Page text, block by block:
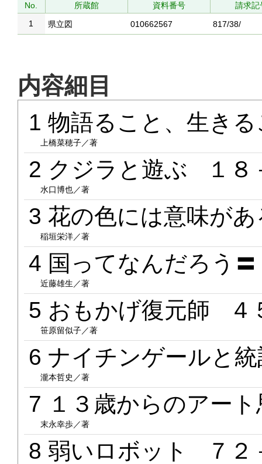
No. 所蔵館 資料番号
請求記
1
県立図 010662567 817/38/
内容細目
1 物語ること、生き
上橋菜穂子／著
2 クジラと遊ぶ １８
水口博也／著
3 花の色には意味が
稲垣栄洋／著
4 国ってなんだろう
近藤雄生／著
5 おもかげ復元師 ４
笹原留似子／著
6 ナイチンゲールと
瀧本哲史／著
7 １３歳からのアー
末永幸歩／著
8 弱いロボット ７２